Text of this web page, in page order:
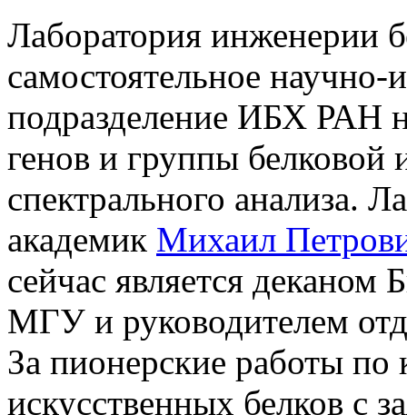
Лаборатория инженерии
самостоятельное научно-
подразделение ИБХ РАН
генов и группы белковой
спектрального анализа.
академик Михаил
сейчас является деканом
МГУ и руководителем
За пионерские работы по
искусственных белков с